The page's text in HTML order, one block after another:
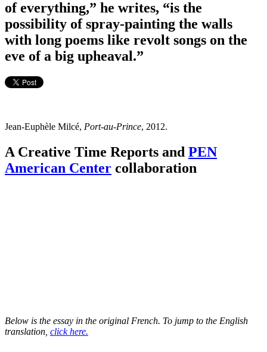
of everything,” he writes, “is the
possibility of spray-painting the walls
with long poems like revolt songs on the
eve of a big upheaval.”
Jean-Euphèle Milcé, Port-au-Prince, 2012.
A Creative Time Reports and PEN
American Center collaboration
Below is the essay in the original French. To jump to the English
translation, click here.